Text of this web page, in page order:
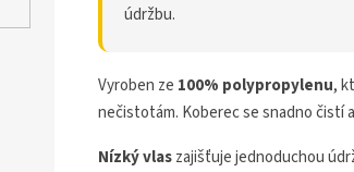
údržbu.
Vyroben ze 100% polypropylenu,
nečistotám. Koberec se snadno čistí
Nízký vlaszajišťuje jednoduchou